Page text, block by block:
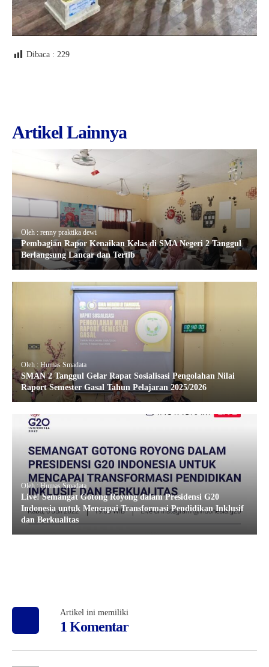
Dibaca : 229
Artikel Lainnya
Oleh : renny praktika dewi
Pembagian Rapor Kenaikan Kelas di SMA Negeri 2 Tanggul
Berlangsung Lancar dan Tertib
Oleh : Humas Smadata
SMAN 2 Tanggul Gelar Rapat Sosialisasi Pengolahan Nilai
Raport Semester Gasal Tahun Pelajaran 2025/2026
Oleh : Humas Smadata
Live! Semangat Gotong Royong dalam Presidensi G20
Indonesia untuk Mencapai Transformasi Pendidikan Inklusif
dan Berkualitas
Artikel ini memiliki
1 Komentar